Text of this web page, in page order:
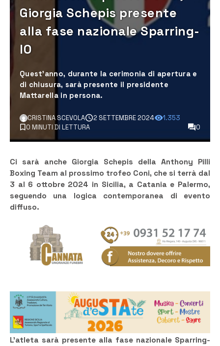
Giorgia Schepis presente
alla fase nazionale Sparring-
IO
Quest’anno, durante la cerimonia di apertura e
di chiusura, sarà presente il presidente
Mattarella in persona.
CRISTINA SCEVOLA 2 SETTEMBRE 2024
1.353
0 MINUTI DI LETTURA
0
Ci sarà anche Giorgia Schepis della Anthony Pilli
Boxing Team al prossimo trofeo Coni, che si terrà dal
3 al 6 ottobre 2024 in Sicilia, a Catania e Palermo,
seguendo una logica contemporanea di evento
diffuso.
L’atleta sarà presente alla fase nazionale Sparring-